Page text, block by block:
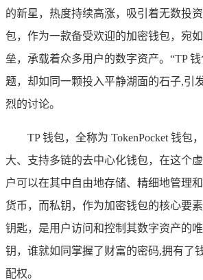
的新星，热度持续高涨，吸引着无数投
包，作为一款备受欢迎的加密钱包，宛
垒，承载着众多用户的数字资产。“TP
题，却如同一颗投入平静湖面的石子,引
烈的讨论。
TP 钱包，全称为 TokenPocket 钱包
大、支持多链的去中心化钱包，在这个
户可以在其中自由地存储、精细地管理
货币，而私钥，作为加密钱包的核心要
钥匙，是用户访问和控制其数字资产的
钥，谁就如同掌握了财富的密码,拥有了
配权。